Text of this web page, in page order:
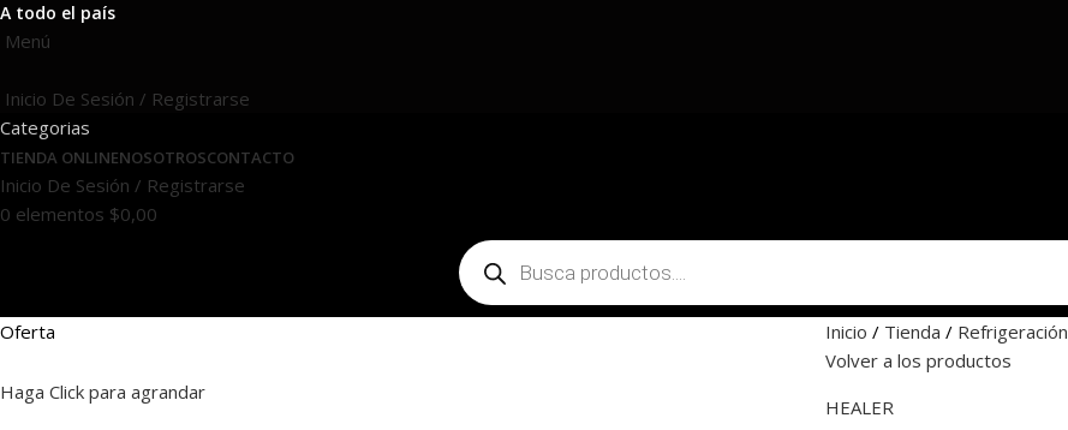
A todo el país
Menú
Inicio De Sesión / Registrarse
Categorias
TIENDA ONLINENOSOTROSCONTACTO
Inicio De Sesión / Registrarse
0 elementos $0,00
Oferta
Haga Click para agrandar
Inicio Tienda Refrigeración
Volver a los productos
HEALER